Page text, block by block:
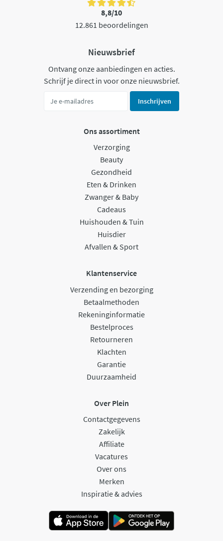
8,8/10
12.861 beoordelingen
Nieuwsbrief
Ontvang onze aanbiedingen en acties.
Schrijf je direct in voor onze nieuwsbrief.
Inschrijven
Ons assortiment
Verzorging
Beauty
Gezondheid
Eten & Drinken
Zwanger & Baby
Cadeaus
Huishouden & Tuin
Huisdier
Afvallen & Sport
Klantenservice
Verzending en bezorging
Betaalmethoden
Rekeninginformatie
Bestelproces
Retourneren
Klachten
Garantie
Duurzaamheid
Over Plein
Contactgegevens
Zakelijk
Affiliate
Vacatures
Over ons
Merken
Inspiratie & advies